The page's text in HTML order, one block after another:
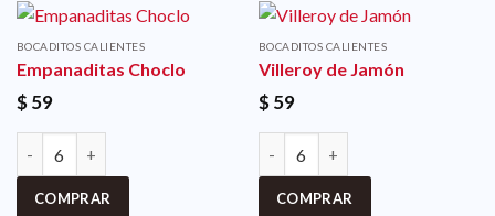
BOCADITOS CALIENTES
Empanaditas Choclo
$59
COMPRAR
BOCADITOS CALIENTES
Villeroy de Jamón
$59
COMPRAR